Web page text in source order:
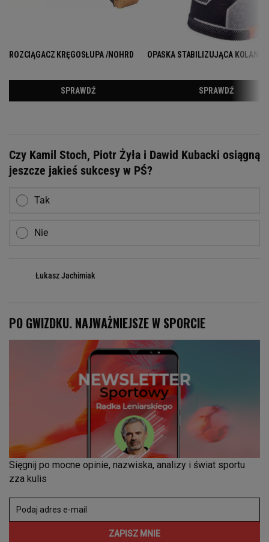
Czy Kamil Stoch, Piotr Żyła i Dawid Kubacki osiągną
jeszcze jakieś sukcesy w PŚ?
Tak
Nie
Łukasz Jachimiak